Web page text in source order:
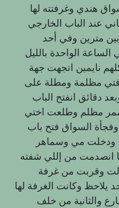
هندي وغرفتته لها
عند الباب الخارجي
مترين وفي أحد
الواحدة بالليل
نایمین اتجهت جهة
مظلمة ومطلة على
دقائق انفتح الباب
مظلم وطلعت اختي
السواق فتح باب
ودخلت مي وسماهر
انصدمت من إللي شفته
وقربت من غرفة
يلاحظ وكانت الغرفة لها
والثانية من خلف